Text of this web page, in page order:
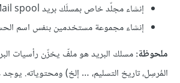
إنشاء مجلّد خاص بمسلَك بريد Mail spool المستخدِم.
إنشاء مجموعة مستخدمين بنفس اسم
ملحوظة:مسلك البريد هو ملفّ يخزّن رأسيات
المُرسِل، تاريخ التسليم، … إلخ) ومحتوياته.